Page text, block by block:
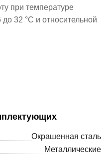
при температуре
32 °С и относительной
Окрашенная сталь
Металлические